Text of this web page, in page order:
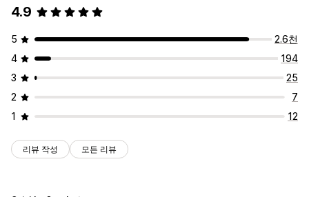
4.9
5
2.6천
4
194
3
25
2
7
1
12
리뷰 작성 모든 리뷰